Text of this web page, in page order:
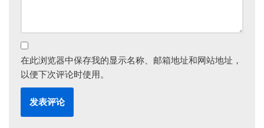
在此浏览器中保存我的显示名称、邮箱地址和网站地址，
以便下次评论时使用。